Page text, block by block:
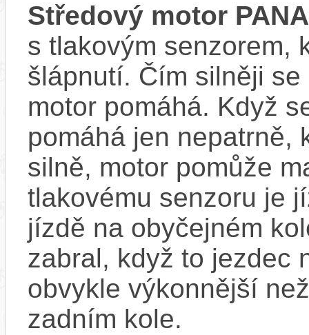
Středový motor
s tlakovým senzorem,
šlápnutí. Čím silněji
motor pomáhá. Když
pomáhá jen nepatrně,
silně, motor pomůže
tlakovému senzoru je
jízdě na obyčejném
zabral, když to jezdec
obvykle výkonnější
zadním kole.